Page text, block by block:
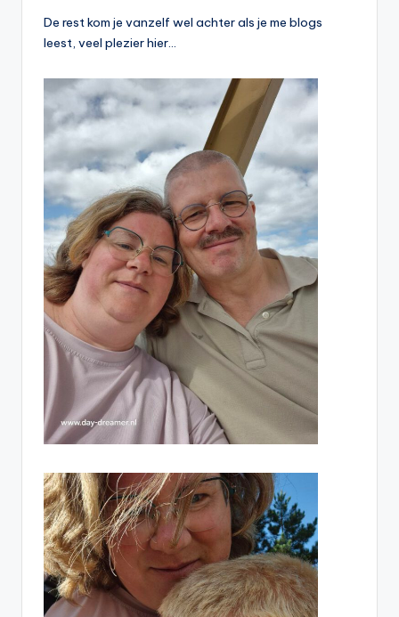
De rest kom je vanzelf wel achter als je me blogs
leest, veel plezier hier…